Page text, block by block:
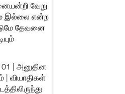
வேறு
இல்லை என்ற
தேவனை
01 | அனுதின
| வியாதிகள்